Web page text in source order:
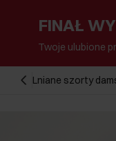
FINAŁ
Twoje ulubione
Lniane szorty